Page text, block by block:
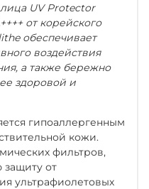
UV Protector
от корейского
обеспечивает
воздействия
а также бережно
здоровой и
гипоаллергенным
кожи.
фильтров,
защиту от
ультрафиолетовых